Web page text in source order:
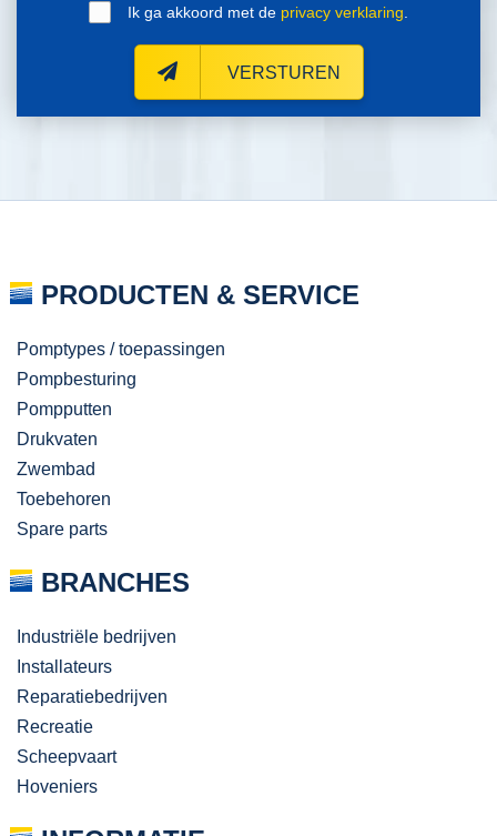
Ik ga akkoord met de privacy verklaring
VERSTUREN
PRODUCTEN & SERVICE
Pomptypes / toepassingen
Pompbesturing
Pompputten
Drukvaten
Zwembad
Toebehoren
Spare parts
BRANCHES
Industriële bedrijven
Installateurs
Reparatiebedrijven
Recreatie
Scheepvaart
Hoveniers